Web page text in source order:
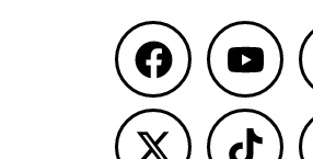
X-
twitter